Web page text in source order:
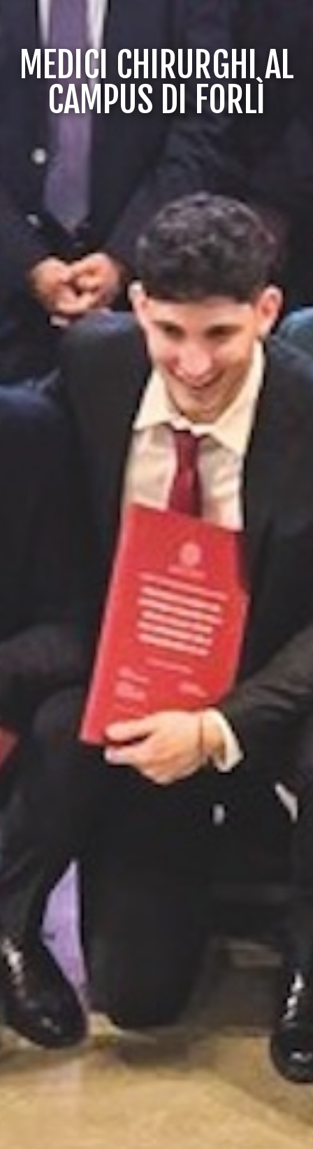
MEDICI CHIRURGHI AL
CAMPUS DI FORLÌ